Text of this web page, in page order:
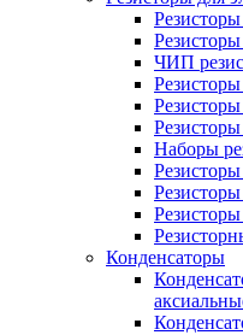
ЧИП
Наборы
Конденсаторы